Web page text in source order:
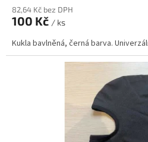
82,64 Kč bez DPH
100 Kč / ks
Kukla bavlněná, černá barva.